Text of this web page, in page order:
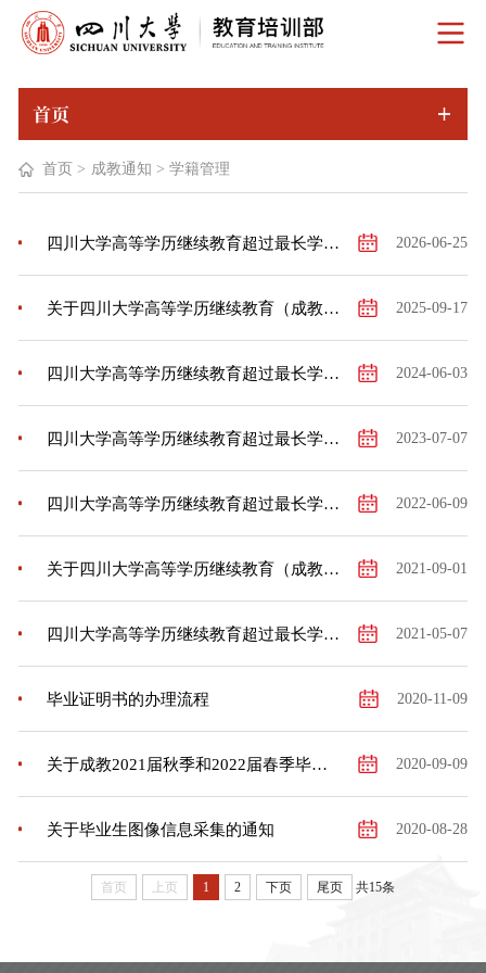
首页
首页 > 成教通知 > 学籍管理
2026-06-25
四川大学高等学历继续教育超过最长学习年限学生学籍注销的公示
2025-09-17
关于四川大学高等学历继续教育（成教） 2026届秋季及2027届春季毕业生图像采集工作的 通 知
2024-06-03
四川大学高等学历继续教育超过最长学习年限学生学籍注销的公示
2023-07-07
四川大学高等学历继续教育超过最长学习年限学生 学籍注销的公示
2022-06-09
四川大学高等学历继续教育超过最长学习年限学生学籍注销的公示
2021-09-01
关于四川大学高等学历继续教育（成教、网教）2022届秋季及2023届春季毕业生图像采集工作的通知
2021-05-07
四川大学高等学历继续教育超过最长学习年限学生 学籍注销的通知
2020-11-09
毕业证明书的办理流程
2020-09-09
关于成教2021届秋季和2022届春季毕业生图像采集工作的通知
2020-08-28
关于毕业生图像信息采集的通知
首页 上页 1 2 下页 尾页 共15条